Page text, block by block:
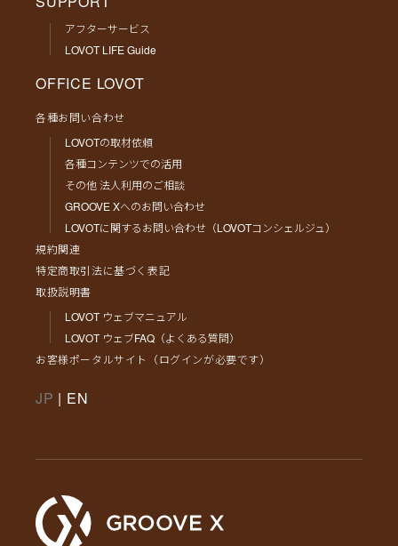
アフターサービス
LOVOT LIFE Guide
OFFICE LOVOT
各種お問い合わせ
LOVOTの取材依頼
各種コンテンツでの活用
その他 法人利用のご相談
GROOVE Xへのお問い合わせ
LOVOTに関するお問い合わせ（LOVOTコンシェルジュ）
規約関連
特定商取引法に基づく表記
取扱説明書
LOVOT ウェブマニュアル
LOVOT ウェブFAQ（よくある質問）
お客様ポータルサイト（ログインが必要です）
JP | EN